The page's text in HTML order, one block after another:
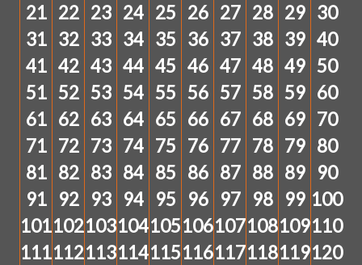
21 22 23 24 25 26 27 28 29 30
31 32 33 34 35 36 37 38 39 40
41 42 43 44 45 46 47 48 49 50
51 52 53 54 55 56 57 58 59 60
61 62 63 64 65 66 67 68 69 70
71 72 73 74 75 76 77 78 79 80
81 82 83 84 85 86 87 88 89
90
91
92 93 94 95 96 97 98 99 100
101102103104105106107108109110
111112113114115116117118119120